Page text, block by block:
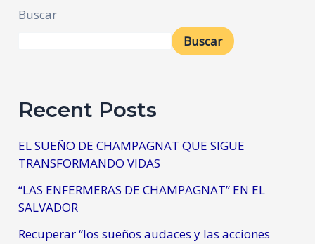
Buscar
Buscar
Recent Posts
EL SUEÑO DE CHAMPAGNAT QUE SIGUE
TRANSFORMANDO VIDAS
“LAS ENFERMERAS DE CHAMPAGNAT” EN EL
SALVADOR
Recuperar “los sueños audaces y las acciones